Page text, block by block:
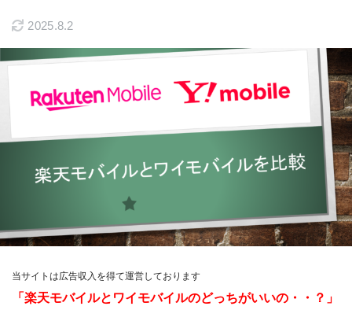
2025.8.2
当サイトは広告収入を得て運営しております
「楽天モバイルとワイモバイルのどっちがいいの・・？」